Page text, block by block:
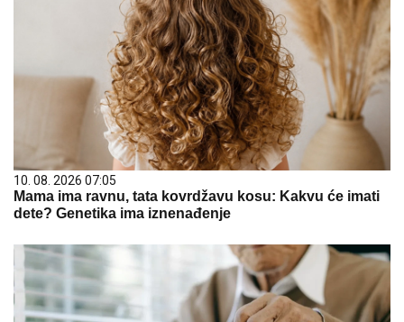
10. 08. 2026 07:05
Mama ima ravnu, tata kovrdžavu kosu: Kakvu će imati
dete? Genetika ima iznenađenje